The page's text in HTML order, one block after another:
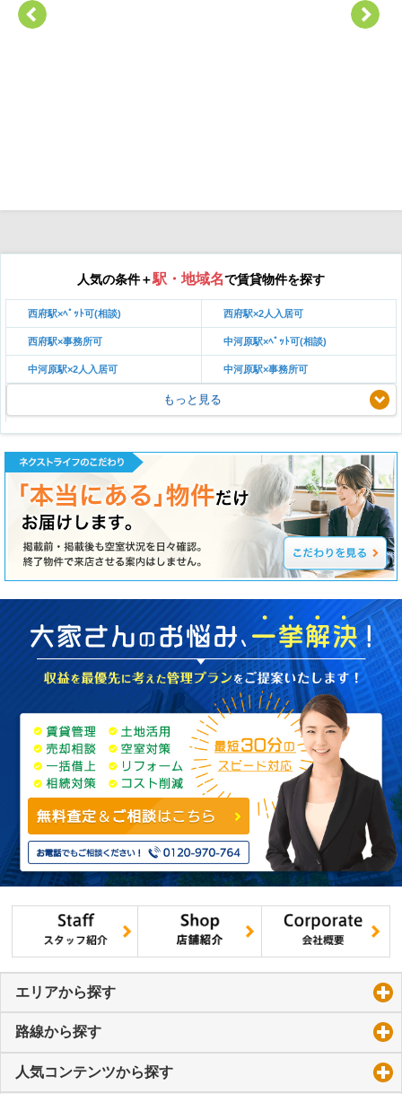
人気の条件＋駅・地域名で賃貸物件を探す
西府駅×ﾍﾟｯﾄ可(相談) 西府駅×2人入居可
西府駅×事務所可 中河原駅×ﾍﾟｯﾄ可(相談)
中河原駅×2人入居可 中河原駅×事務所可
もっと見る
エリアから探す
路線から探す
人気コンテンツから探す